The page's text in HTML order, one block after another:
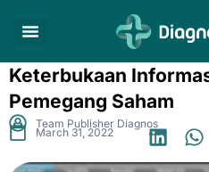
Keterbukaan
Pemegang Saham
Team Publisher Diagnos
March 31, 2022 .